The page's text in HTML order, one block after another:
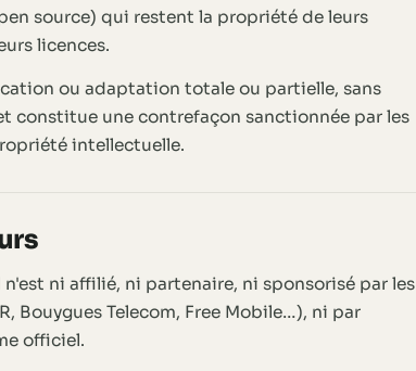
source) qui restent la propriété de leurs
licences.
ou adaptation totale ou partielle, sans
constitue une contrefaçon sanctionnée par les
intellectuelle.
n'est ni affilié, ni partenaire, ni sponsorisé par les
Bouygues Telecom, Free Mobile…), ni par
officiel.